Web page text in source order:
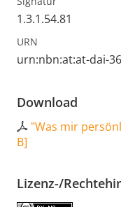
1.3.1.54.81
URN
urn:nbn:at:at-dai-
Download
"Was mir
B]
Lizenz-/